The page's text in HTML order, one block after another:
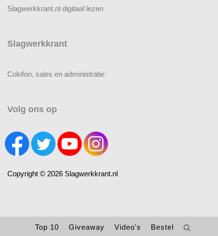
Slagwerkkrant.nl digitaal lezen
Slagwerkkrant
Colofon, sales en administratie
Volg ons op
Copyright © 2026 Slagwerkkrant.nl
Top 10 Giveaway Video's Bestel